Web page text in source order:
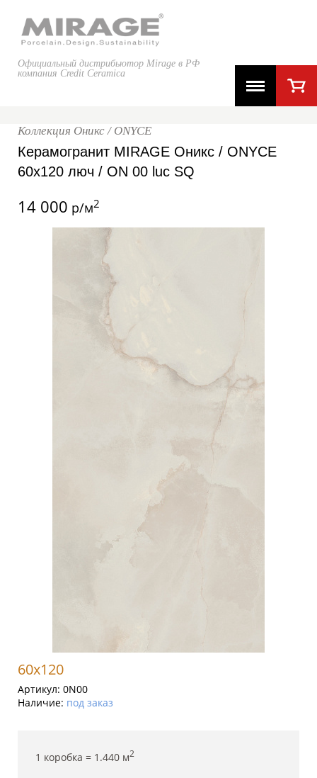
Официальный дистрибьютор Mirage в РФ
компания Credit Ceramica
Коллекция Оникс / ONYCE
Керамогранит MIRAGE Оникс / ONYCE
60x120 люч / ON 00 luc SQ
14 000 р/м2
60x120
Артикул: 0N00
Наличие: под заказ
1 коробка = 1.440 м2